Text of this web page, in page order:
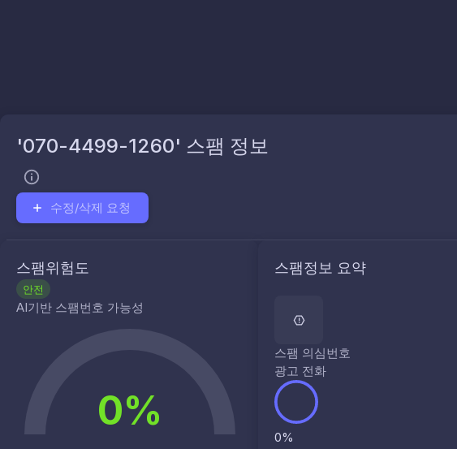
'070-4499-1260' 스팸 정보
수정/삭제 요청
스팸위험도
안전
AI기반 스팸번호 가능성
0%
스팸정보 요약
스팸 의심번호
광고 전화
0%